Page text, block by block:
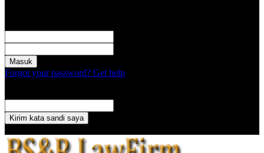
Forgot your password? Get help